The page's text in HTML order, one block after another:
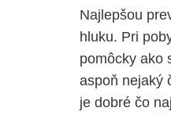
Najlepšou
hluku. Pri
pomôcky ako
aspoň nejaký
je dobré čo